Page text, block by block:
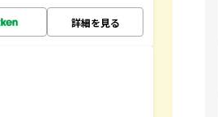
詳細を見る